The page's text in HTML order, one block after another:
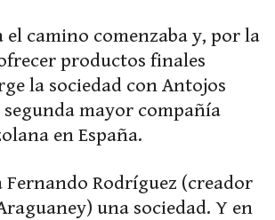
el camino comenzaba y, por la
productos finales
la sociedad con Antojos
mayor compañía
en España.
Fernando Rodríguez (creador
una sociedad. Y en